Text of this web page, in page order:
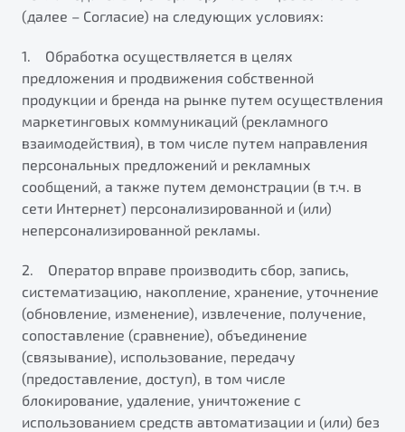
Яркий кроссовер
от 2 219 990 ₽*
Обзор В наличии
S50
Элегантный и практичный седан
от 1 699 990 ₽*
Автокредит
Трейд-ин
Страхование
Расчет КАСКО
Узнайте о специальных выгодах при покупке
автомобиля Belgee
ПОДДЕРЖКА
Гарантия Belgee
Belgee Линк
Belgee Клуб
Belgee Плюс
Реферальная программа
Клиентская поддержка
О дилерском центре
Правовая информация
(далее – Согласие) на следующих условиях:
1. Обработка осуществляется в целях
предложения и продвижения собственной
продукции и бренда на рынке путем осуществления
маркетинговых коммуникаций (рекламного
взаимодействия), в том числе путем направления
персональных предложений и рекламных
сообщений, а также путем демонстрации (в т.ч. в
сети Интернет) персонализированной и (или)
неперсонализированной рекламы.
2. Оператор вправе производить сбор, запись,
систематизацию, накопление, хранение, уточнение
(обновление, изменение), извлечение, получение,
сопоставление (сравнение), объединение
(связывание), использование, передачу
(предоставление, доступ), в том числе
блокирование, удаление, уничтожение с
использованием средств автоматизации и (или) без